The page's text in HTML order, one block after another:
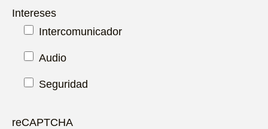
Intereses
Intercomunicador
Audio
Seguridad
reCAPTCHA